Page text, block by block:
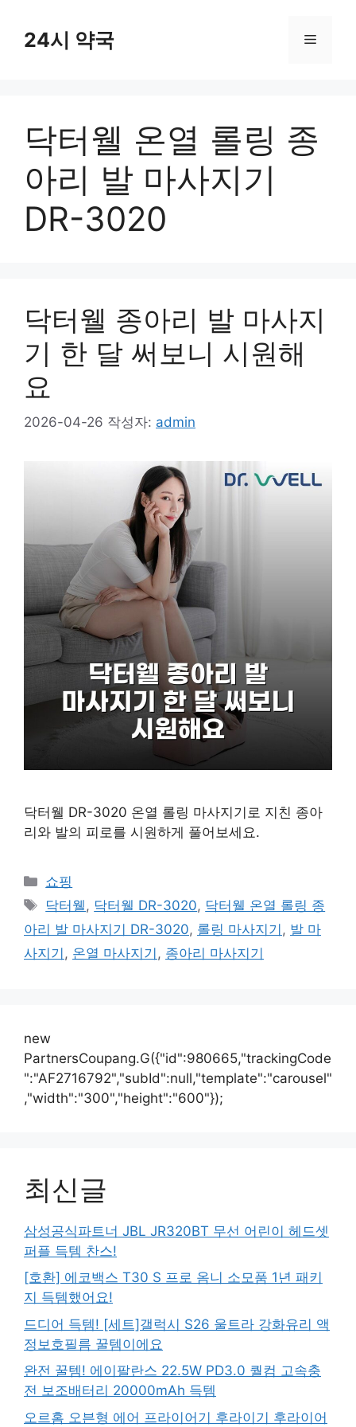
24시 약국 메
닥터웰 온열 롤링 종
아리 발 마사지기
DR-3020
닥터웰 종아리 발 마사지
기 한 달 써보니 시원해
요
2026-04-26 작성자: admin
닥터웰 DR-3020 온열 롤링 마사지기로 지친 종아
리와 발의 피로를 시원하게 풀어보세요.
카
테
고
리
쇼핑
태
그
닥터웰 , 닥터웰 DR-3020, 닥터웰 온열 롤링 종
아리 발 마사지기 DR-3020, 롤링 마사지기 , 발 마
사지기 , 온열 마사지기 , 종아리 마사지기
new
PartnersCoupang.G({"id":980665,"trackingCode
":"AF2716792","subId":null,"template":"carousel"
,"width":"300","height":"600"});
최신글
삼성공식파트너 JBL JR320BT 무선 어린이 헤드셋
퍼플 득템 찬스!
[호환] 에코백스 T30 S 프로 옴니 소모품 1년 패키
지 득템했어요!
드디어 득템! [세트]갤럭시 S26 울트라 강화유리 액
정보호필름 꿀템이에요
완전 꿀템! 에이팔란스 22.5W PD3.0 퀄컴 고속충
전 보조배터리 20000mAh 득템
오르홈 오븐형 에어 프라이어기 후라이기 후라이어